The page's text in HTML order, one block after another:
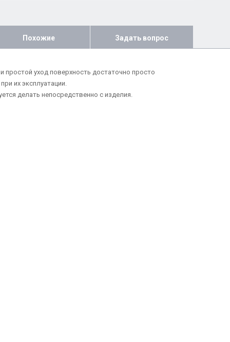
Похожие Задать вопрос
уход поверхность достаточно просто
их эксплуатации.
делать непосредственно с изделия.